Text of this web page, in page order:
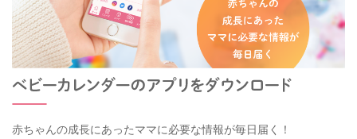
赤ちゃんの成長にあったママに必要な情報が毎日届く！